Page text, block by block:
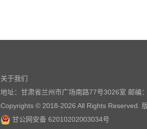
关于我们
地址：甘肃省兰州市广场南路77号3026室 邮编
Copyrights © 2018-2026 All Rights Reserved.
甘公网安备 62010202003034号